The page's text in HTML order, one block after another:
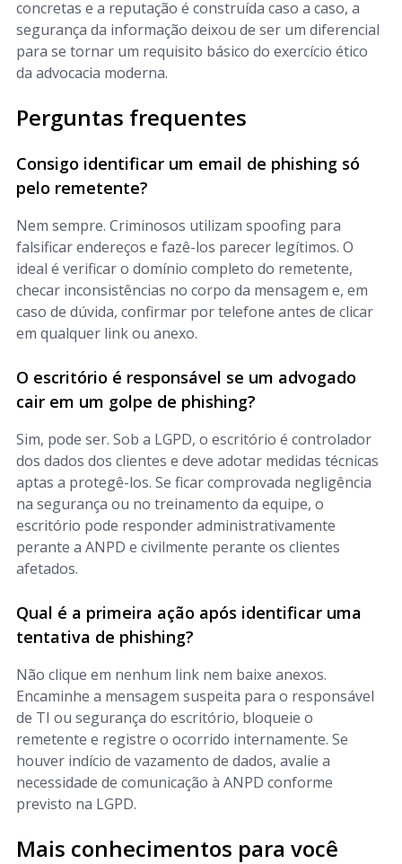
concretas e a reputação é construída caso a caso, a
segurança da informação deixou de ser um diferencial
para se tornar um requisito básico do exercício ético
da advocacia moderna.
Perguntas frequentes
Consigo identificar um email de phishing só
pelo remetente?
Nem sempre. Criminosos utilizam spoofing para
falsificar endereços e fazê-los parecer legítimos. O
ideal é verificar o domínio completo do remetente,
checar inconsistências no corpo da mensagem e, em
caso de dúvida, confirmar por telefone antes de clicar
em qualquer link ou anexo.
O escritório é responsável se um advogado
cair em um golpe de phishing?
Sim, pode ser. Sob a LGPD, o escritório é controlador
dos dados dos clientes e deve adotar medidas técnicas
aptas a protegê-los. Se ficar comprovada negligência
na segurança ou no treinamento da equipe, o
escritório pode responder administrativamente
perante a ANPD e civilmente perante os clientes
afetados.
Qual é a primeira ação após identificar uma
tentativa de phishing?
Não clique em nenhum link nem baixe anexos.
Encaminhe a mensagem suspeita para o responsável
de TI ou segurança do escritório, bloqueie o
remetente e registre o ocorrido internamente. Se
houver indício de vazamento de dados, avalie a
necessidade de comunicação à ANPD conforme
previsto na LGPD.
Mais conhecimentos para você